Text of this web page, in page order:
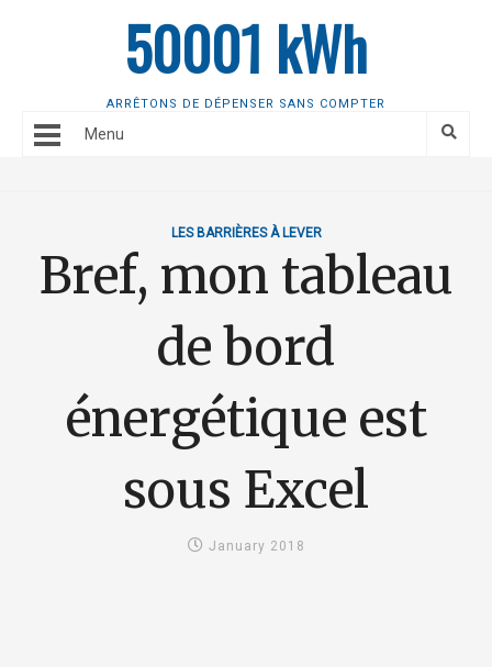
50001 kWh
ARRÊTONS DE DÉPENSER SANS COMPTER
Menu
LES BARRIÈRES À LEVER
Bref, mon tableau
de bord
énergétique est
sous Excel
January 2018